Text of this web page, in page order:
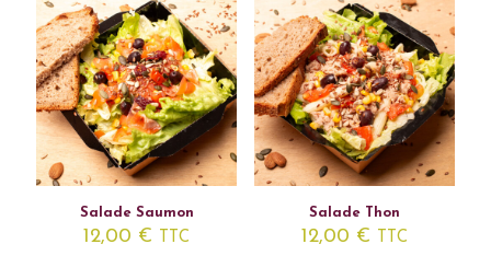
Salade Saumon
12,00 € TTC
Salade Thon
12,00 € TTC